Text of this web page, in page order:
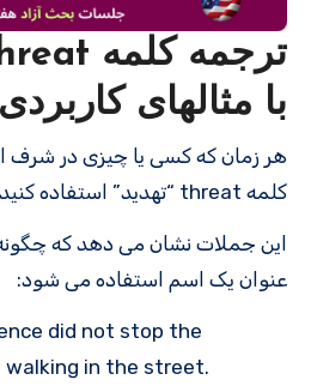
با مثالهای کاربردی
هر زمان که کسی یا چیزی در شرف
کلمه threat “تهدید” استفاده کنید.
عنوان یک اسم استفاده می شود:
did not stop the
in the street.